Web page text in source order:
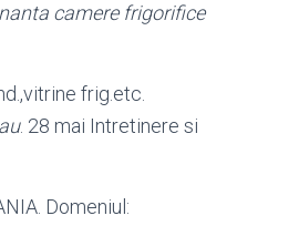
camere frigorifice
frig.etc.
. 28 mai Intretinere si
Domeniul: